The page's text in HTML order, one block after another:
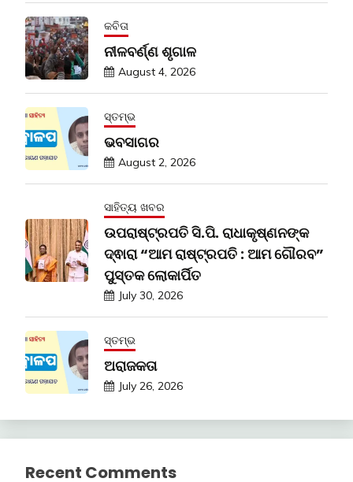
କବିତା
ନୀଳବର୍ଣ୍ଣ ଶୃଗାଳ
August 4, 2026
ସ୍ତମ୍ଭ
ଭବସାଗର
August 2, 2026
ସାହିତ୍ୟ ଖବର
ଉପରାଷ୍ଟ୍ରପତି ସି.ପି. ରାଧାକୃଷ୍ଣନଙ୍କ
ଦ୍ଵାରା “ଆମ ରାଷ୍ଟ୍ରପତି : ଆମ ଗୌରବ”
ପୁସ୍ତକ ଲୋକାର୍ପିତ
July 30, 2026
ସ୍ତମ୍ଭ
ଅରାଜକତା
July 26, 2026
Recent Comments